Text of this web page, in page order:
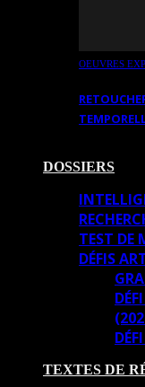
OEUVRES
DOSSIERS
TEST DE
DÉFIS
TEXTES DE